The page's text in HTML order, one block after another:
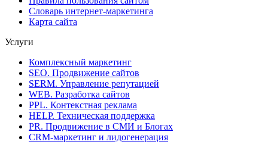
Словарь интернет-маркетинга
Карта сайта
Услуги
Комплексный маркетинг
SEO. Продвижение сайтов
SERM. Управление репутацией
WEB. Разработка сайтов
PPL. Контекстная реклама
HELP. Техническая поддержка
PR. Продвижение в СМИ и Блогах
CRM-маркетинг и лидогенерация